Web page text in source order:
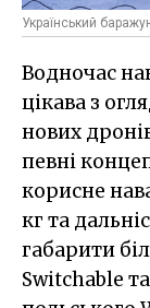
Український
Водночас
цікава з
нових
певні
корисне
кг та
габарити
Switchable